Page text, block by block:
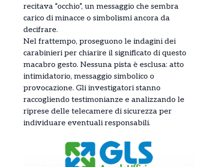
recitava “occhio”, un messaggio che sembra
carico di minacce o simbolismi ancora da
decifrare.
Nel frattempo, proseguono le indagini dei
carabinieri per chiarire il significato di questo
macabro gesto. Nessuna pista è esclusa: atto
intimidatorio, messaggio simbolico o
provocazione. Gli investigatori stanno
raccogliendo testimonianze e analizzando le
riprese delle telecamere di sicurezza per
individuare eventuali responsabili.